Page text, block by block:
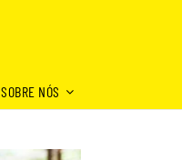
SOBRE NÓS